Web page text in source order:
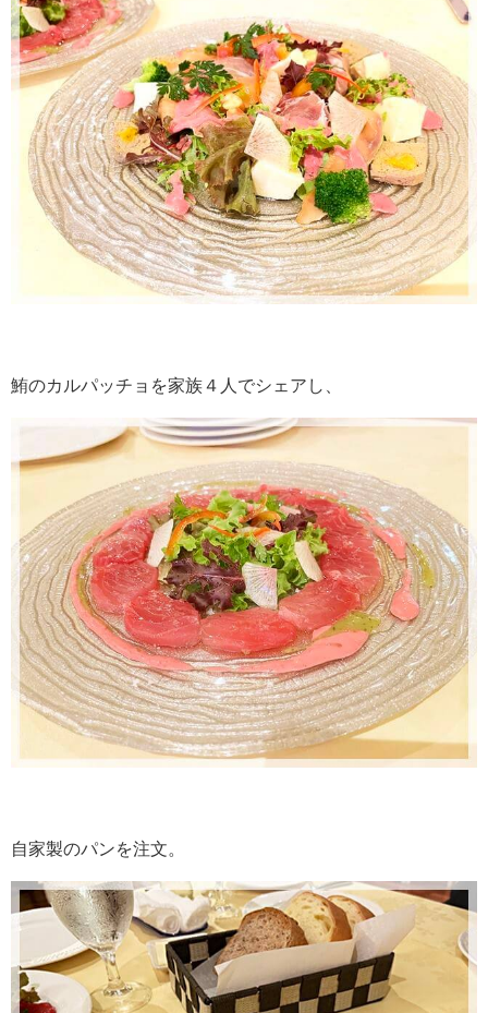
鮪のカルパッチョを家族４人でシェアし、
自家製のパンを注文。